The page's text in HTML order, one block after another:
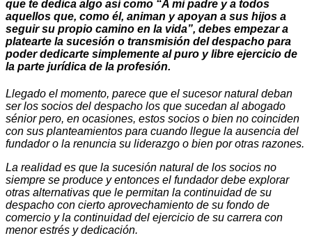
que te dedica algo así como “A mi padre y a todos
aquellos que, como él, animan y apoyan a sus hijos a
seguir su propio camino en la vida”, debes empezar a
platearte la sucesión o transmisión del despacho para
poder dedicarte simplemente al puro y libre ejercicio de
la parte jurídica de la profesión.
Llegado el momento, parece que el sucesor natural deban
ser los socios del despacho los que sucedan al abogado
sénior pero, en ocasiones, estos socios o bien no coinciden
con sus planteamientos para cuando llegue la ausencia del
fundador o la renuncia su liderazgo o bien por otras razones.
La realidad es que la sucesión natural de los socios no
siempre se produce y entonces el fundador debe explorar
otras alternativas que le permitan la continuidad de su
despacho con cierto aprovechamiento de su fondo de
comercio y la continuidad del ejercicio de su carrera con
menor estrés y dedicación.